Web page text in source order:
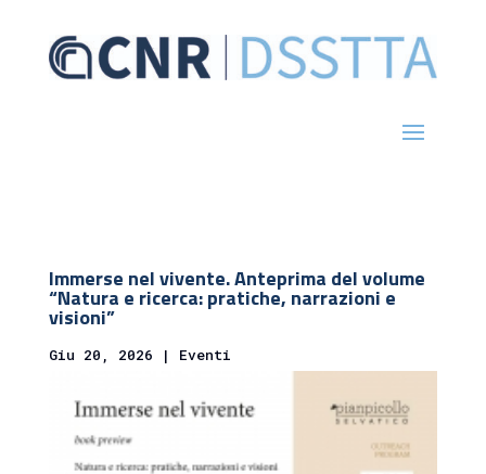
Immerse nel vivente. Anteprima del volume
“Natura e ricerca: pratiche, narrazioni e
visioni”
Giu 20, 2026 | Eventi